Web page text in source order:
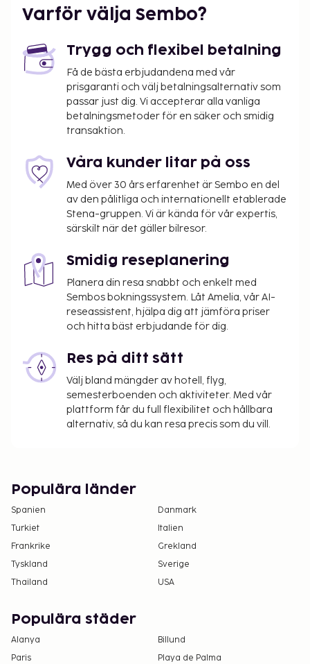
parkering erbjuds på plats. Skäm bort dig själv med
massage eller passa på att dra nytta av deras gratis
välja mellan deras restaurang och deras kafé. Släck
törsten med din favoritdrink i boendets bar. Här
erbjuds en gratis kontinental frukost dagligen
mellan 07.00 och 11.00.
Varför välja Sembo?
Trygg och flexibel betalning
Få de bästa erbjudandena med vår
prisgaranti och välj betalningsalternativ som
passar just dig. Vi accepterar alla vanliga
betalningsmetoder för en säker och smidig
transaktion.
Våra kunder litar på oss
Med över 30 års erfarenhet är Sembo en del
av den pålitliga och internationellt etablerade
Stena-gruppen. Vi är kända för vår expertis,
särskilt när det gäller bilresor.
Smidig reseplanering
Planera din resa snabbt och enkelt med
Sembos bokningssystem. Låt Amelia, vår AI-
reseassistent, hjälpa dig att jämföra priser
och hitta bäst erbjudande för dig.
Res på ditt sätt
Välj bland mängder av hotell, flyg,
semesterboenden och aktiviteter. Med vår
plattform får du full flexibilitet och hållbara
alternativ, så du kan resa precis som du vill.
Populära länder
Spanien
Danmark
Turkiet
Italien
Frankrike
Grekland
Tyskland
Sverige
Thailand
USA
Populära städer
Alanya
Billund
Paris
Playa de Palma